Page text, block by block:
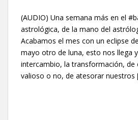
(AUDIO) Una semana más en el
astrológica, de la mano del
Acabamos el mes con un eclipse
mayo otro de luna, esto nos llega
intercambio, la transformación, de
valioso o no, de atesorar nuestros